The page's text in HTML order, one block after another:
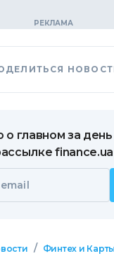
о главном за
finance.ua
/ Финтех и Карты